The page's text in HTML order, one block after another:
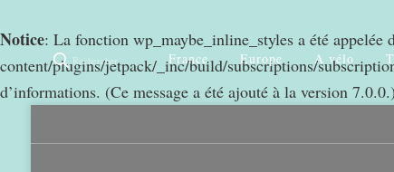
Notice: La fonction wp_maybe_inline_styles a été appelée
content/plugins/jetpack/_inc/build/subscriptions/
d’informations. (Ce message a été ajouté à la version
Rechercher France Europe A vélo